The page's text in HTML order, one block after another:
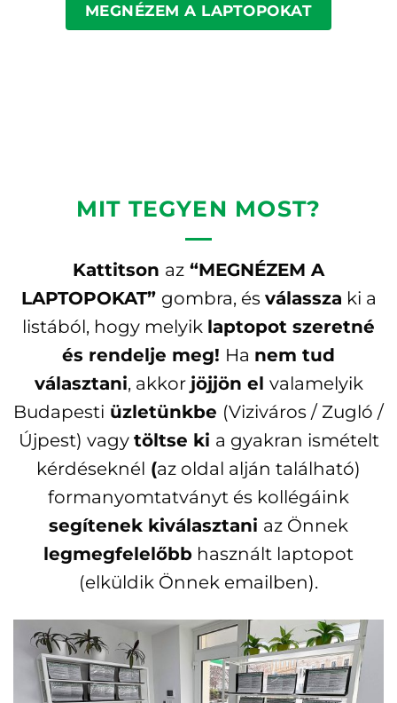
MEGNÉZEM A LAPTOPOKAT
MIT TEGYEN MOST?
Kattitson az “MEGNÉZEM A
LAPTOPOKAT” gombra, és válassza ki a
listából, hogy melyik laptopot szeretné
és rendelje meg! Ha nem tud
választani, akkor jöjjön el valamelyik
Budapesti üzletünkbe (Viziváros / Zugló /
Újpest) vagy töltse ki a gyakran ismételt
kérdéseknél (az oldal alján található)
formanyomtatványt és kollégáink
segítenek kiválasztani az Önnek
legmegfelelőbb használt laptopot
(elküldik Önnek emailben).